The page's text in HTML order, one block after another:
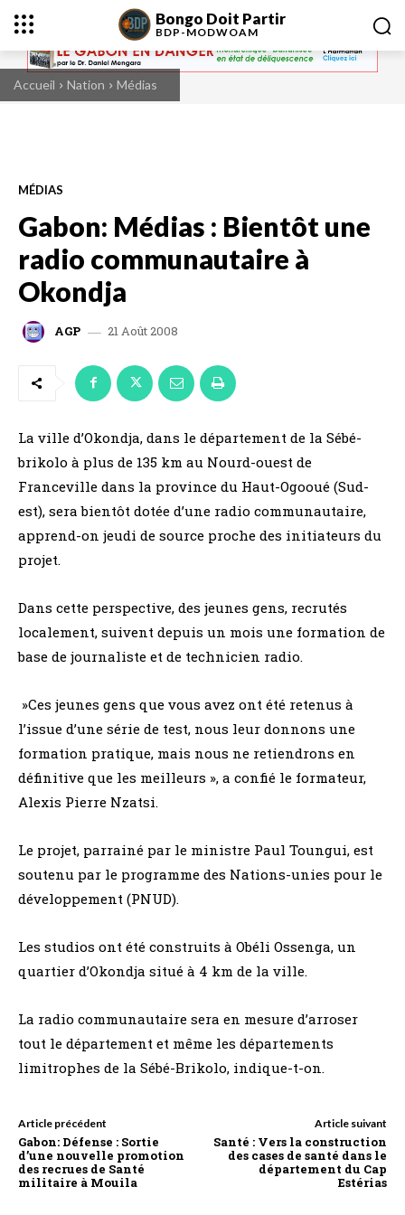
Bongo Doit Partir
BDP-MODWOAM
Accueil Nation Médias
MÉDIAS
Gabon: Médias : Bientôt une
radio communautaire à
Okondja
AGP 21 Août 2008
La ville d’Okondja, dans le département de la Sébé-
brikolo à plus de 135 km au Nourd-ouest de
Franceville dans la province du Haut-Ogooué (Sud-
est), sera bientôt dotée d’une radio communautaire,
apprend-on jeudi de source proche des initiateurs du
projet.
Dans cette perspective, des jeunes gens, recrutés
localement, suivent depuis un mois une formation de
base de journaliste et de technicien radio.
»Ces jeunes gens que vous avez ont été retenus à
l’issue d’une série de test, nous leur donnons une
formation pratique, mais nous ne retiendrons en
définitive que les meilleurs », a confié le formateur,
Alexis Pierre Nzatsi.
Le projet, parrainé par le ministre Paul Toungui, est
soutenu par le programme des Nations-unies pour le
développement (PNUD).
Les studios ont été construits à Obéli Ossenga, un
quartier d’Okondja situé à 4 km de la ville.
La radio communautaire sera en mesure d’arroser
tout le département et même les départements
limitrophes de la Sébé-Brikolo, indique-t-on.
Article précédent
Gabon: Défense : Sortie
d’une nouvelle promotion
des recrues de Santé
militaire à Mouila
Article suivant
Santé : Vers la construction
des cases de santé dans le
département du Cap
Estérias